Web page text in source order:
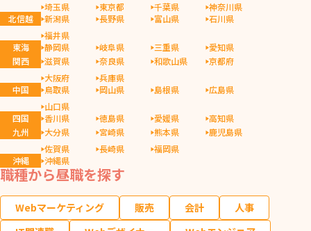
埼玉県
東京都 千葉県
神奈川県
北信越
新潟県 長野県 富山県
石川県
福井県
東海
静岡県 岐阜県 三重県
愛知県
関西
滋賀県 奈良県 和歌山県
京都府
大阪府
兵庫県
中国
鳥取県 岡山県 島根県
広島県
山口県
四国
香川県 徳島県 愛媛県
高知県
九州
大分県 宮崎県 熊本県
鹿児島県
佐賀県
長崎県
福岡県
沖縄
沖縄県
職種から昼職を探す
Webマーケティング 販売 会計
人事